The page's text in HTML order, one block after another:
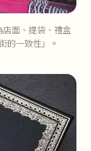
面、提袋、禮盒
的一致性」。